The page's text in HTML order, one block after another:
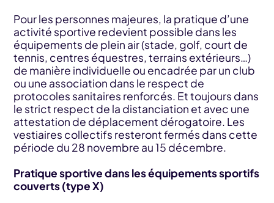
Pour les personnes majeures, la pratique d’une
activité sportive redevient possible dans les
équipements de plein air (stade, golf, court de
tennis, centres équestres, terrains extérieurs…)
de manière individuelle ou encadrée par un club
ou une association dans le respect de
protocoles sanitaires renforcés. Et toujours dans
le strict respect de la distanciation et avec une
attestation de déplacement dérogatoire. Les
vestiaires collectifs resteront fermés dans cette
période du 28 novembre au 15 décembre.
Pratique sportive dans les équipements sportifs
couverts (type X)